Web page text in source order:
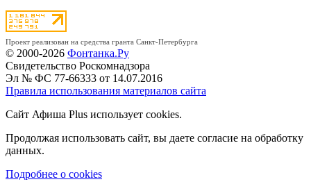
Проект реализован на средства гранта Санкт-Петербурга
© 2000-2026 Фонтанка.Ру
Свидетельство Роскомнадзора
Эл № ФС 77-66333 от 14.07.2016
Правила использования материалов сайта
Сайт Афиша Plus использует cookies.
Продолжая использовать сайт, вы даете согласие на обработку
данных.
Подробнее о cookies